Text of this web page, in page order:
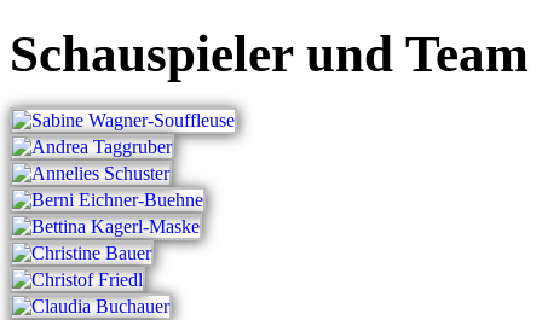
Schauspieler und Team